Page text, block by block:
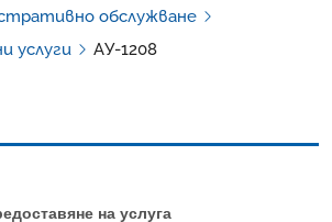
обслужване
услуги
АУ-1208